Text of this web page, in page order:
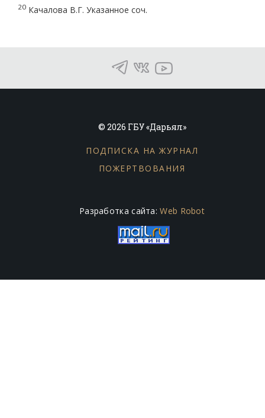
20 Качалова В.Г. Указанное соч.
© 2026 ГБУ «Дарьял»
ПОДПИСКА НА ЖУРНАЛ
ПОЖЕРТВОВАНИЯ
Разработка сайта:Web Robot